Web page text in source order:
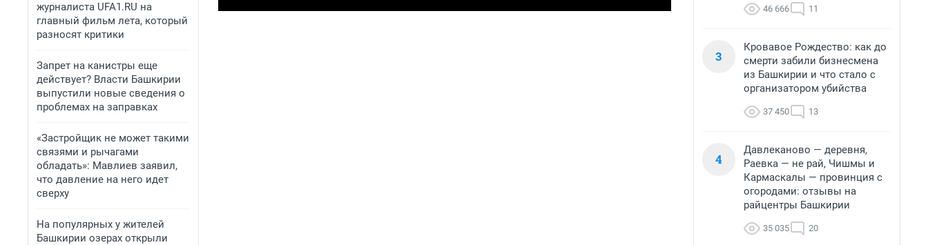
журналиста UFA1.RU на
главный фильм лета, который
разносят критики
Запрет на канистры еще
действует? Власти Башкирии
выпустили новые сведения о
проблемах на заправках
«Застройщик не может такими
связями и рычагами
обладать»: Мавлиев заявил,
что давление на него идет
сверху
На популярных у жителей
Башкирии озерах открыли
46 666 11
3
Кровавое Рождество: как до
смерти забили бизнесмена
из Башкирии и что стало с
организатором убийства
37 450 13
4
Давлеканово — деревня,
Раевка — не рай, Чишмы и
Кармаскалы — провинция с
огородами: отзывы на
райцентры Башкирии
35 035 20